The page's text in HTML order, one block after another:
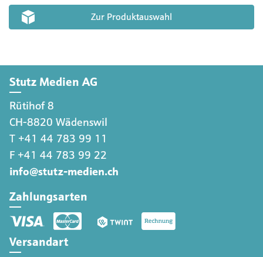
Zur Produktauswahl
Stutz Medien AG
Rütihof 8
CH-8820 Wädenswil
T +41 44 783 99 11
F +41 44 783 99 22
info@stutz-medien.ch
Zahlungsarten
Versandart